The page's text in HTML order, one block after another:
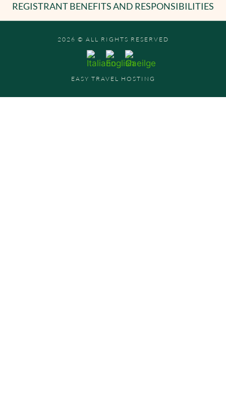
REGISTRANT BENEFITS AND RESPONSIBILITIES
2026 © ALL RIGHTS RESERVED
EASY TRAVEL HOSTING